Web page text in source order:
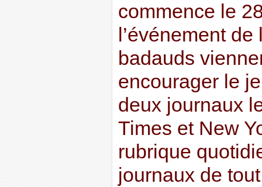
commence le
l’événement
badauds
encourager le
deux journaux
Times et New
rubrique
journaux de